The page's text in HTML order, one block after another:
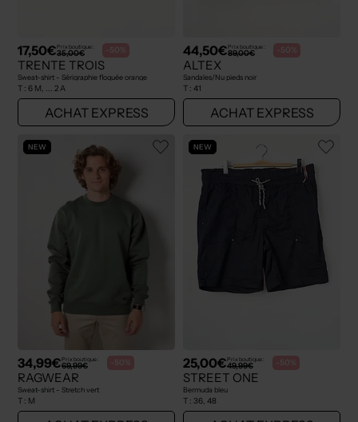
17,50€Prix boutique :
35,00€ -50%
TRENTE TROIS
Sweat-shirt - Sérigraphie floquée orange
T : 6 M, ... 2 A
ACHAT EXPRESS
44,50€Prix boutique :
89,00€ -50%
ALTEX
Sandales/Nu pieds noir
T : 41
ACHAT EXPRESS
NEW
34,99€Prix boutique :
69,99€ -50%
RAGWEAR
Sweat-shirt - Stretch vert
T : M
NEW
25,00€Prix boutique :
49,99€ -50%
STREET ONE
Bermuda bleu
T : 36, 48